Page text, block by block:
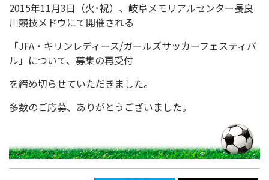
2015年11月3日（火･祝）、岐阜メモリアルセンター長良
川競技メドウにて開催される
「JFA・キリンレディース/ガールズサッカーフェスティバ
ル」について、募集の再受付
を締め切らせていただきました。
多数のご応募、ありがとうございました。